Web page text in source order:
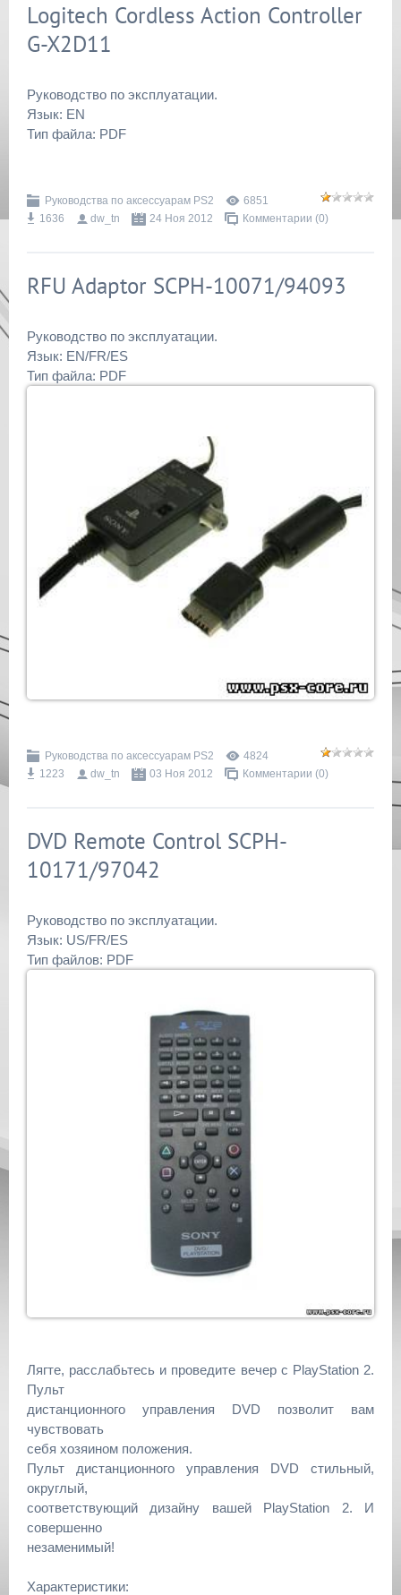
Logitech Cordless Action Controller
G-X2D11
Руководство по эксплуатации.
Язык: EN
Тип файла: PDF
Руководства по аксессуарам PS2
6851
1636
dw_tn 24 Ноя 2012 Комментарии (0)
RFU Adaptor SCPH-10071/94093
Руководство по эксплуатации.
Язык: EN/FR/ES
Тип файла: PDF
Руководства по аксессуарам PS2
4824
1223
dw_tn 03 Ноя 2012 Комментарии (0)
DVD Remote Control SCPH-
10171/97042
Руководство по эксплуатации.
Язык: US/FR/ES
Тип файлов: PDF
Лягте, расслабьтесь и проведите вечер с PlayStation 2.
Пульт
дистанционного управления DVD позволит вам
чувствовать
себя хозяином положения.
Пульт дистанционного управления DVD стильный,
округлый,
соответствующий дизайну вашей PlayStation 2. И
совершенно
незаменимый!
Характеристики: